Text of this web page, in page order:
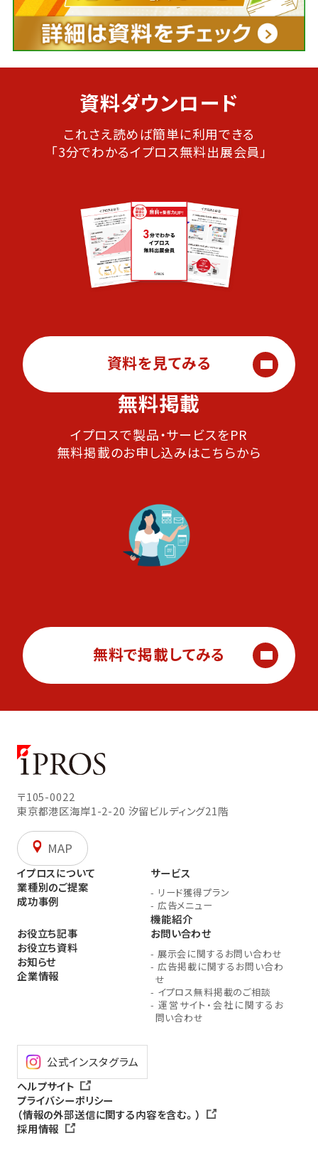
資料ダウンロード
これさえ読めば簡単に利用できる
「3分でわかるイプロス無料出展会員」
資料を見てみる
無料掲載
イプロスで製品・サービスをPR
無料掲載のお申し込みはこちらから
無料で掲載してみる
〒105-0022
東京都港区海岸1-2-20 汐留ビルディング21階
MAP
イプロスについて
業種別のご提案
成功事例
サービス
- リード獲得プラン
- 広告メニュー
機能紹介
お役立ち記事
お役立ち資料
お知らせ
企業情報
お問い合わせ
- 展示会に関するお問い合わせ
- 広告掲載に関するお問い合わ
せ
- イプロス無料掲載のご相談
- 運営サイト・会社に関するお
問い合わせ
公式インスタグラム
ヘルプサイト
プライバシーポリシー
（情報の外部送信に関する内容を含む。）
採用情報